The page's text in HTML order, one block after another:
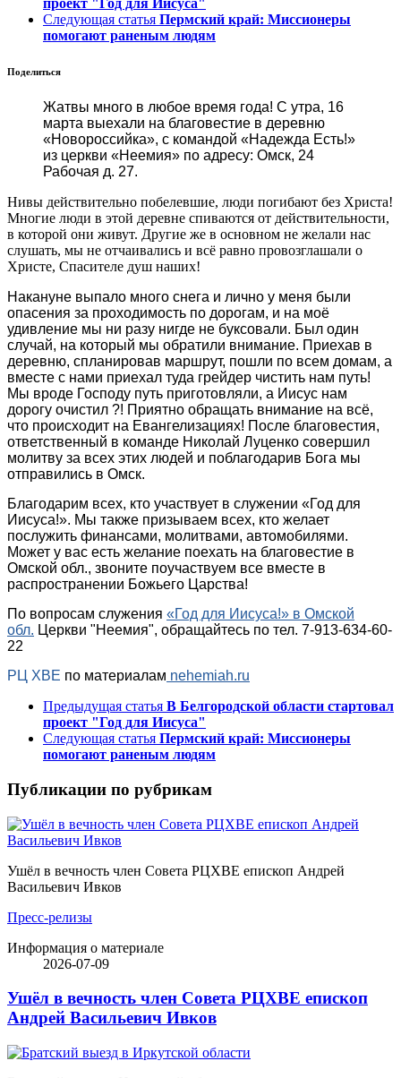
проект "Год для Иисуса"
Следующая статья Пермский край: Миссионеры
помогают раненым людям
Поделиться
Жатвы много в любое время года! С утра, 16
марта выехали на благовестие в деревню
«Новороссийка», с командой «Надежда Есть!»
из церкви «Неемия» по адресу: Омск, 24
Рабочая д. 27.
Нивы действительно побелевшие, люди погибают без Христа!
Многие люди в этой деревне спиваются от действительности,
в которой они живут. Другие же в основном не желали нас
слушать, мы не отчаивались и всё равно провозглашали о
Христе, Спасителе душ наших!
Накануне выпало много снега и лично у меня были
опасения за проходимость по дорогам, и на моё
удивление мы ни разу нигде не буксовали. Был один
случай, на который мы обратили внимание. Приехав в
деревню, спланировав маршрут, пошли по всем домам, а
вместе с нами приехал туда грейдер чистить нам путь!
Мы вроде Господу путь приготовляли, а Иисус нам
дорогу очистил ?! Приятно обращать внимание на всё,
что происходит на Евангелизациях! После благовестия,
ответственный в команде Николай Луценко совершил
молитву за всех этих людей и поблагодарив Бога мы
отправились в Омск.
Благодарим всех, кто участвует в служении «Год для
Иисуса!». Мы также призываем всех, кто желает
послужить финансами, молитвами, автомобилями.
Может у вас есть желание поехать на благовестие в
Омской обл., звоните поучаствуем все вместе в
распространении Божьего Царства!
По вопросам служения «Год для Иисуса!» в Омской
обл. Церкви "Неемия", обращайтесь по тел. 7-913-634-60-
22
РЦ ХВЕ по материалам nehemiah.ru
Предыдущая статья В Белгородской области стартовал
проект "Год для Иисуса"
Следующая статья Пермский край: Миссионеры
помогают раненым людям
Публикации по рубрикам
Ушёл в вечность член Совета РЦХВЕ епископ Андрей
Васильевич Ивков
Пресс-релизы
Информация о материале
2026-07-09
Ушёл в вечность член Совета РЦХВЕ епископ
Андрей Васильевич Ивков